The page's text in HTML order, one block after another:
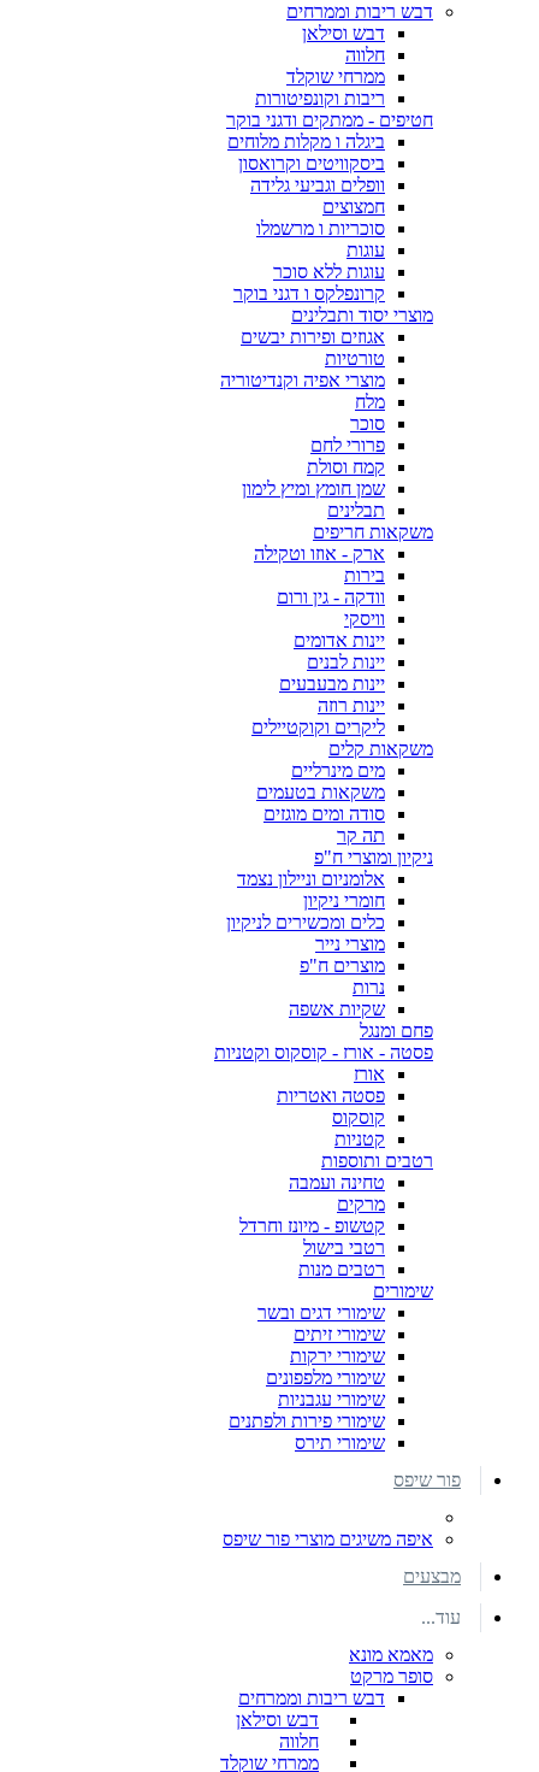
דבש ריבות וממרחים
דבש וסילאן
חלווה
ממרחי שוקלד
ריבות וקונפיטורות
חטיפים - ממתקים ודגני בוקר
ביגלה ו מקלות מלוחים
ביסקוויטים וקרואסון
וופלים וגביעי גלידה
חמצוצים
סוכריות ו מרשמלו
עוגות
עוגות ללא סוכר
קרונפלקס ו דגני בוקר
מוצרי יסוד ותבלינים
אגוזים ופירות יבשים
טורטיות
מוצרי אפיה וקנדיטוריה
מלח
סוכר
פרורי לחם
קמח וסולת
שמן חומץ ומיץ לימון
תבלינים
משקאות חריפים
ארק - אוזו וטקילה
בירות
וודקה - גין ורום
וויסקי
יינות אדומים
יינות לבנים
יינות מבעבעים
יינות רוזה
ליקרים וקוקטיילים
משקאות קלים
מים מינרליים
משקאות בטעמים
סודה ומים מוגזים
תה קר
ניקיון ומוצרי ח"פ
אלומניום וניילון נצמד
חומרי ניקיון
כלים ומכשירים לניקיון
מוצרי נייר
מוצרים ח"פ
נרות
שקיות אשפה
פחם ומנגל
פסטה - אורז - קוסקוס וקטניות
אורז
פסטה ואטריות
קוסקוס
קטניות
רטבים ותוספות
טחינה ועמבה
מרקים
קטשופ - מיונז וחרדל
רטבי בישול
רטבים מנות
שימורים
שימורי דגים ובשר
שימורי זיתים
שימורי ירקות
שימורי מלפפונים
שימורי עגבניות
שימורי פירות ולפתנים
שימורי תירס
פור שיפס
איפה משיגים מוצרי פור שיפס
מבצעים
עוד...
מאמא מונא
סופר מרקט
דבש ריבות וממרחים
דבש וסילאן
חלווה
ממרחי שוקלד